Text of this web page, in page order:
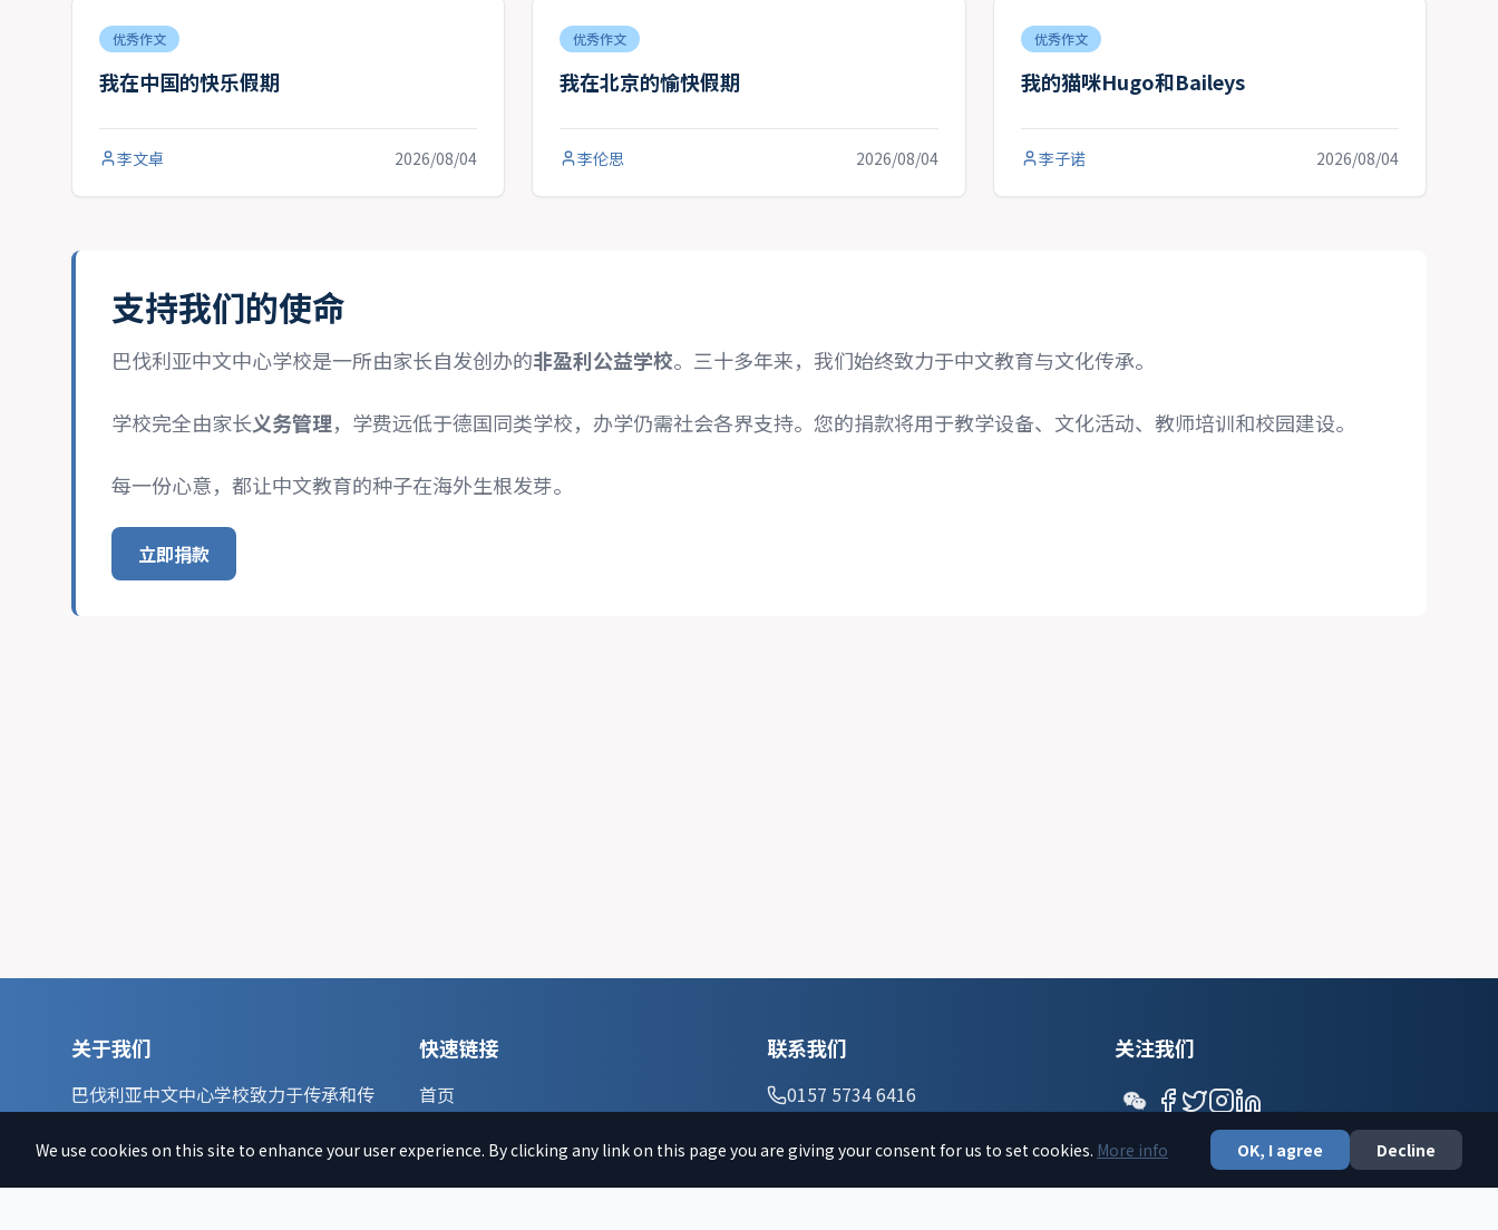
优秀作文
我在中国的快乐假期
李文卓 2026/08/04
优秀作文
我在北京的愉快假期
李伦思 2026/08/04
优秀作文
我的猫咪Hugo和Baileys
李子诺 2026/08/04
支持我们的使命
巴伐利亚中文中心学校是一所由家长自发创办的非盈利公益学校。三十多年来，我们始终致力于中文教育与文化传承。
学校完全由家长义务管理，学费远低于德国同类学校，办学仍需社会各界支持。您的捐款将用于教学设备、文化活动、教师培训和校园建设。
每一份心意，都让中文教育的种子在海外生根发芽。
立即捐款
We use cookies on this site to enhance your user experience. By clicking any link on this page you are giving your consent for us to set cookies. More info OK, I agree Decline
关于我们
巴伐利亚中文中心学校致力于传承和传
播中华文化，培养新一代的文化传承
人。
了解更多 →
快速链接
首页
新闻
联系我们
0157 5734 6416
info@csb-muenchen.de
Lindwurmstr. 90
关注我们